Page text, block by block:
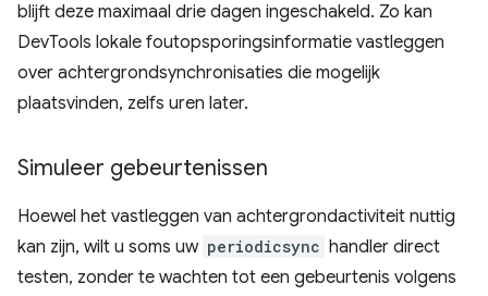
blijft deze maximaal drie dagen ingeschakeld. Zo kan
DevTools lokale foutopsporingsinformatie vastleggen
over achtergrondsynchronisaties die mogelijk
plaatsvinden, zelfs uren later.
Simuleer gebeurtenissen
Hoewel het vastleggen van achtergrondactiviteit nuttig
kan zijn, wilt u soms uw periodicsync handler direct
testen, zonder te wachten tot een gebeurtenis volgens